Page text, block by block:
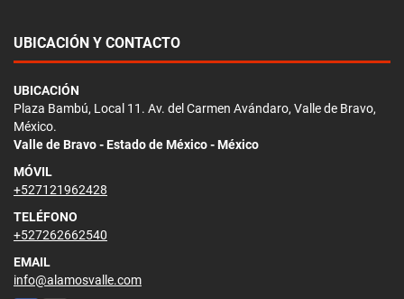
UBICACIÓN Y CONTACTO
UBICACIÓN
Plaza Bambú, Local 11. Av. del Carmen Avándaro, Valle de Bravo,
México.
Valle de Bravo - Estado de México - México
MÓVIL
+527121962428
TELÉFONO
+527262662540
EMAIL
info@alamosvalle.com